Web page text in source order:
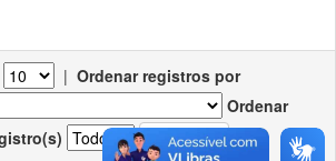
| Ordenar registros por
Ordenar